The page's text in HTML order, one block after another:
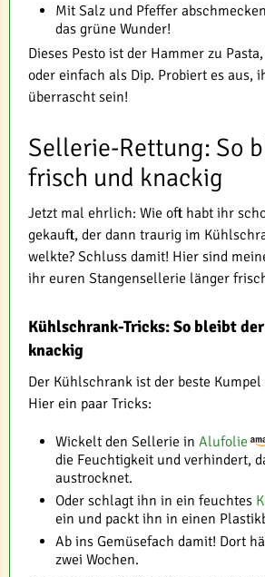
Mit Salz und Pfeffer
das grüne Wunder!
Dieses Pesto ist der Hammer zu
oder einfach als Dip. Probiert es aus,
überrascht sein!
Sellerie-Rettung: So
frisch und knackig
Jetzt mal ehrlich: Wie oft habt ihr
gekauft, der dann traurig im
welkte? Schluss damit! Hier sind
ihr euren Stangensellerie länger
Kühlschrank-Tricks: So bleibt
knackig
Der Kühlschrank ist der beste
Hier ein paar Tricks:
Wickelt den Sellerie in Alufolie
die Feuchtigkeit und verhindert,
austrocknet.
Oder schlagt ihn in ein feuchtes
ein und packt ihn in einen
Ab ins Gemüsefach damit! Dort
zwei Wochen.